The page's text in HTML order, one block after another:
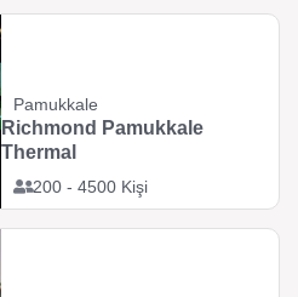
Pamukkale
200 - 4500 Kişi
Richmond Pamukkale
Thermal